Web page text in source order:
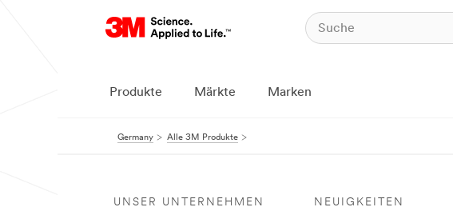
Produkte Märkte Marken
Germany Alle 3M Produkte
UNSER UNTERNEHMEN NEUIGKEITEN